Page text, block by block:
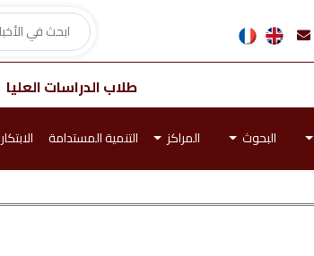
طلاب الدراسات العليا
البحوث المراكز التنمية المستدامة الابتكار